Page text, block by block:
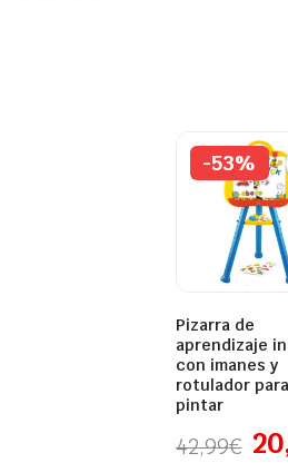
-53%
Pizarra de
aprendizaje
con imanes y
rotulador para
pintar
42,99€